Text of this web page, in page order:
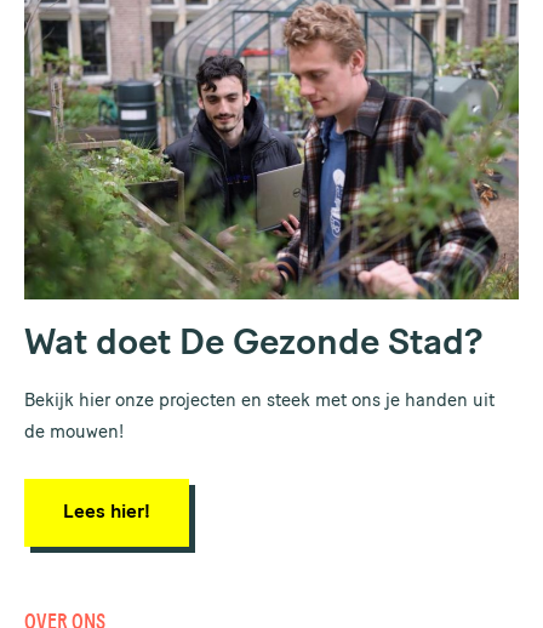
Wat doet De Gezonde Stad?
Bekijk hier onze projecten en steek met ons je handen uit
de mouwen!
Lees hier!
OVER ONS